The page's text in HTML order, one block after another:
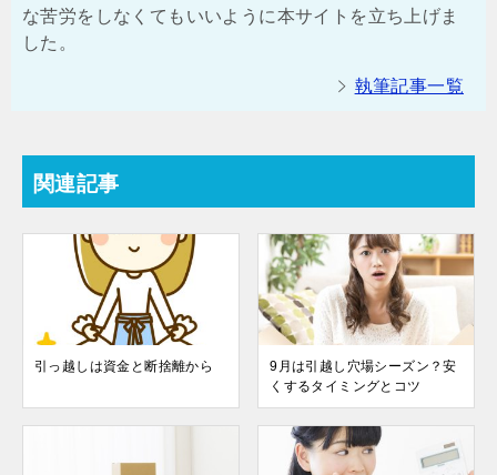
な苦労をしなくてもいいように本サイトを立ち上げま
した。
執筆記事一覧
関連記事
引っ越しは資金と断捨離から
9月は引越し穴場シーズン？安
くするタイミングとコツ